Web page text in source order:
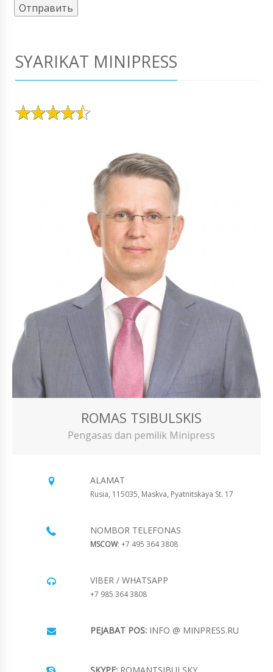
SYARIKAT MINIPRESS
ROMAS TSIBULSKIS
Pengasas dan pemilik Minipress
ALAMAT
Rusia, 115035, Maskva, Pyatnitskaya St. 17
NOMBOR TELEFONAS
MSCOW: +7 495 364 3808
VIBER / WHATSAPP
+7 985 364 3808
PEJABAT POS: INFO @ MINPRESS.RU